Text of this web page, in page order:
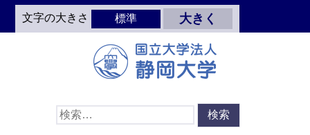
Skip
文字の大きさ 標準 大きく
検
索: